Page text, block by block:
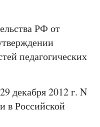
РФ от
педагогических
декабря 2012 г. N
в Российской